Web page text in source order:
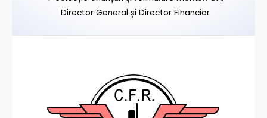
Director General și Director Financiar